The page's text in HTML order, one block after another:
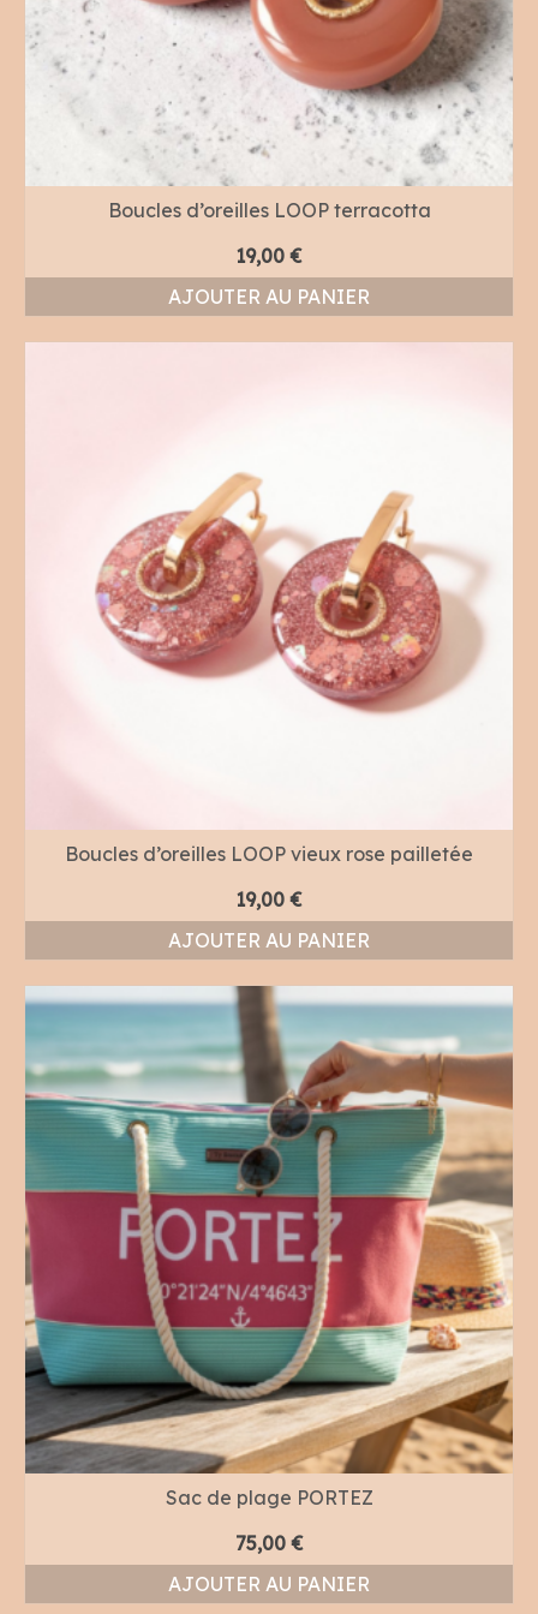
page
du
produit
Boucles d’oreilles LOOP terracotta
19,00 €
AJOUTER AU PANIER
Boucles d’oreilles LOOP vieux rose pailletée
19,00 €
AJOUTER AU PANIER
Sac de plage PORTEZ
75,00 €
AJOUTER AU PANIER